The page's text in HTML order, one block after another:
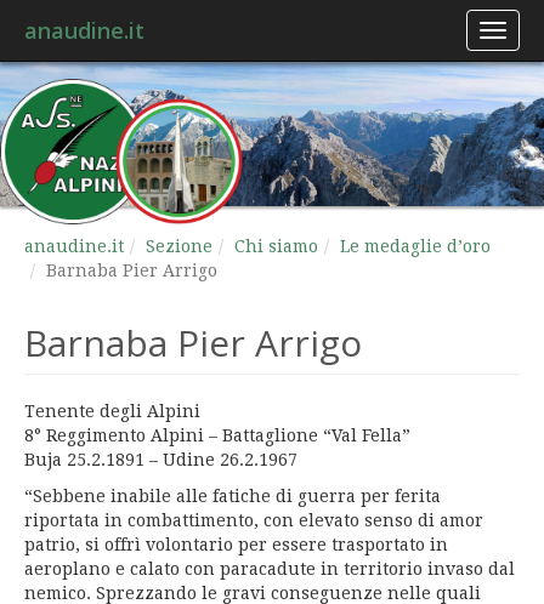
anaudine.it
anaudine.it Sezione Chi siamo
Le medaglie d’oro
Barnaba Pier Arrigo
Barnaba Pier Arrigo
Tenente degli Alpini
8° Reggimento Alpini – Battaglione “Val Fella”
Buja 25.2.1891 – Udine 26.2.1967
“Sebbene inabile alle fatiche di guerra per ferita
riportata in combattimento, con elevato senso di amor
patrio, si offrì volontario per essere trasportato in
aeroplano e calato con paracadute in territorio invaso dal
nemico. Sprezzando le gravi conseguenze nelle quali